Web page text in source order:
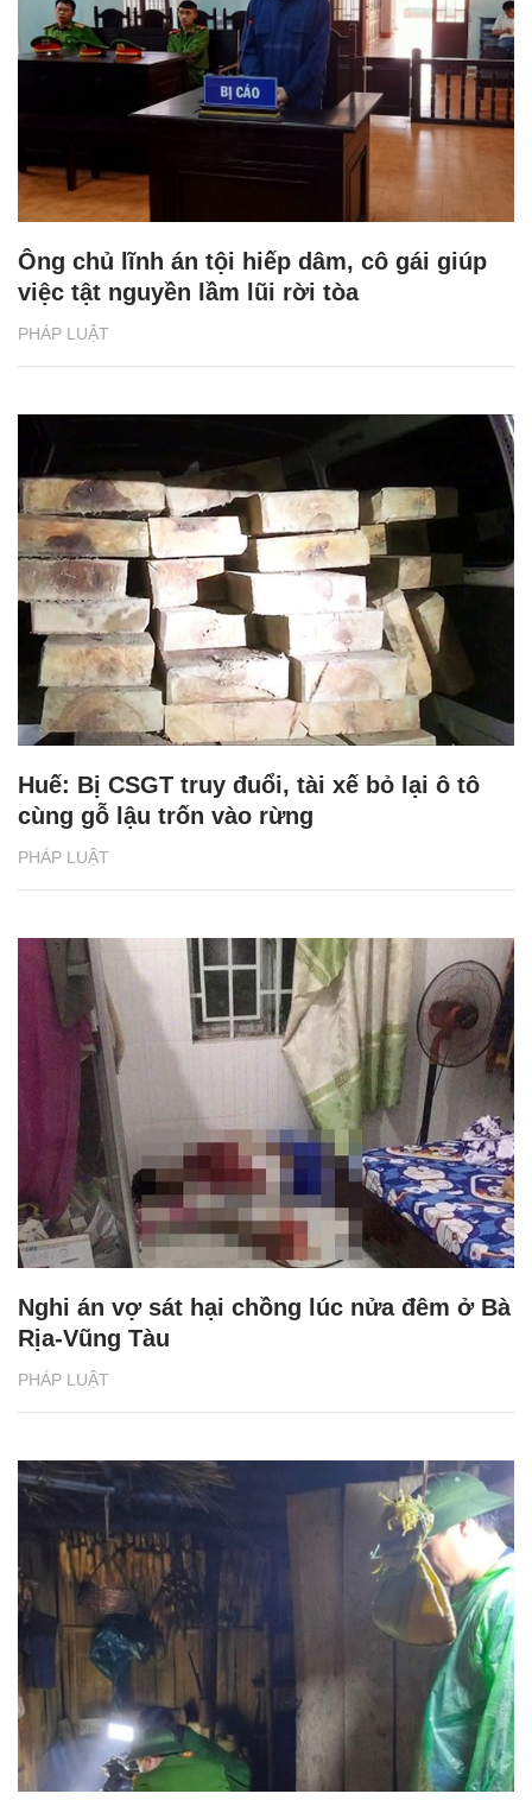
PHÁP LUẬT
Ông chủ lĩnh án tội hiếp dâm, cô gái giúp
việc tật nguyền lầm lũi rời tòa
PHÁP LUẬT
Huế: Bị CSGT truy đuổi, tài xế bỏ lại ô tô
cùng gỗ lậu trốn vào rừng
PHÁP LUẬT
Nghi án vợ sát hại chồng lúc nửa đêm ở Bà
Rịa-Vũng Tàu